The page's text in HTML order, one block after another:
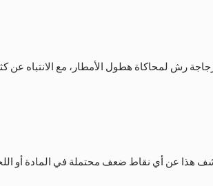
رش لمحاكاة هطول الأمطار، مع الانتباه عن
هذا عن أي نقاط ضعف محتملة في المادة أو